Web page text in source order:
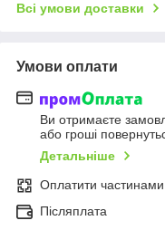
Всі умови доставки
Умови оплати
Ви отримаєте
або гроші
Детальніше
Оплатити частинами
Післяплата